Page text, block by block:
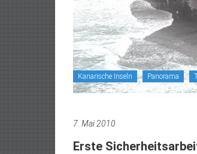
Kanarische Inseln Panorama
7. Mai 2010
Erste